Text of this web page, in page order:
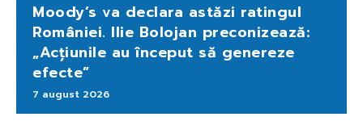
Moody’s va declara astăzi ratingul
României. Ilie Bolojan preconizează:
„Acțiunile au început să genereze
efecte”
7 august 2026